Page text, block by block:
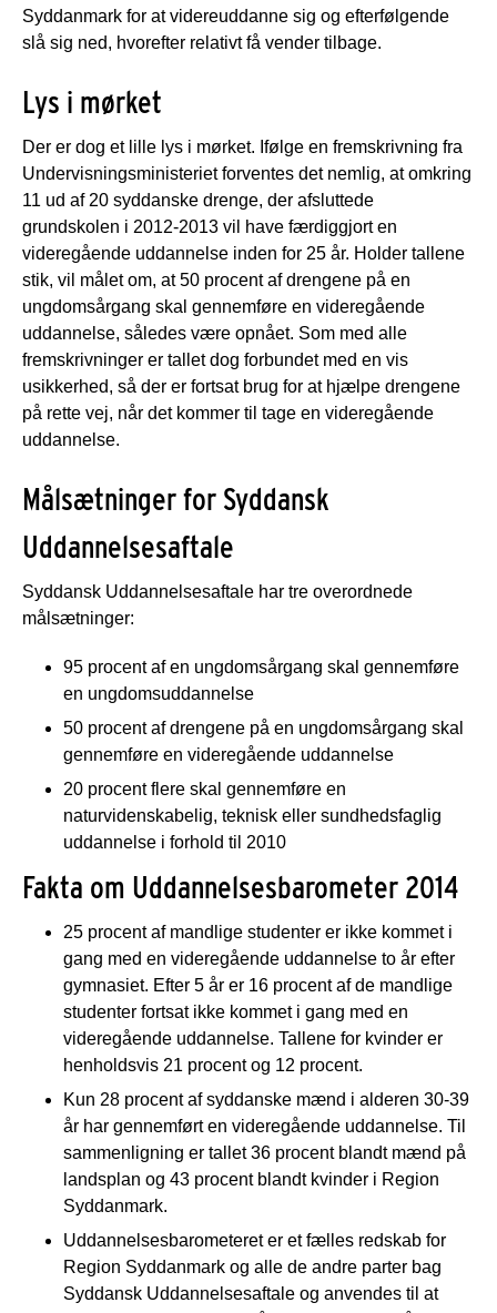
Syddanmark for at videreuddanne sig og efterfølgende
slå sig ned, hvorefter relativt få vender tilbage.
Lys i mørket
Der er dog et lille lys i mørket. Ifølge en fremskrivning fra
Undervisningsministeriet forventes det nemlig, at omkring
11 ud af 20 syddanske drenge, der afsluttede
grundskolen i 2012-2013 vil have færdiggjort en
videregående uddannelse inden for 25 år. Holder tallene
stik, vil målet om, at 50 procent af drengene på en
ungdomsårgang skal gennemføre en videregående
uddannelse, således være opnået. Som med alle
fremskrivninger er tallet dog forbundet med en vis
usikkerhed, så der er fortsat brug for at hjælpe drengene
på rette vej, når det kommer til tage en videregående
uddannelse.
Målsætninger for Syddansk
Uddannelsesaftale
Syddansk Uddannelsesaftale har tre overordnede
målsætninger:
95 procent af en ungdomsårgang skal gennemføre
en ungdomsuddannelse
50 procent af drengene på en ungdomsårgang skal
gennemføre en videregående uddannelse
20 procent flere skal gennemføre en
naturvidenskabelig, teknisk eller sundhedsfaglig
uddannelse i forhold til 2010
Fakta om Uddannelsesbarometer 2014
25 procent af mandlige studenter er ikke kommet i
gang med en videregående uddannelse to år efter
gymnasiet. Efter 5 år er 16 procent af de mandlige
studenter fortsat ikke kommet i gang med en
videregående uddannelse. Tallene for kvinder er
henholdsvis 21 procent og 12 procent.
Kun 28 procent af syddanske mænd i alderen 30-39
år har gennemført en videregående uddannelse. Til
sammenligning er tallet 36 procent blandt mænd på
landsplan og 43 procent blandt kvinder i Region
Syddanmark.
Uddannelsesbarometeret er et fælles redskab for
Region Syddanmark og alle de andre parter bag
Syddansk Uddannelsesaftale og anvendes til at